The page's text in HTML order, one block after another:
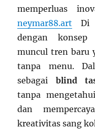
memperluas
neymar88.art Di
dengan
muncul tren baru
tanpa menu.
sebagai blind
tanpa
dan
kreativitas sang